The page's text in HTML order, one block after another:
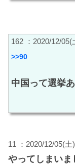
162 ：2020/12/
>>90
中国って選挙
11 ：2020/12/05(
やってしまいま